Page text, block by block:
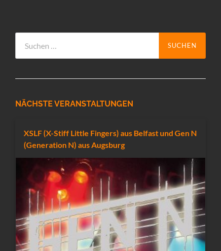
nach:
NÄCHSTE VERANSTALTUNGEN
XSLF (X-Stiff Little Fingers) aus Belfast und Gen N
(Generation N) aus Augsburg